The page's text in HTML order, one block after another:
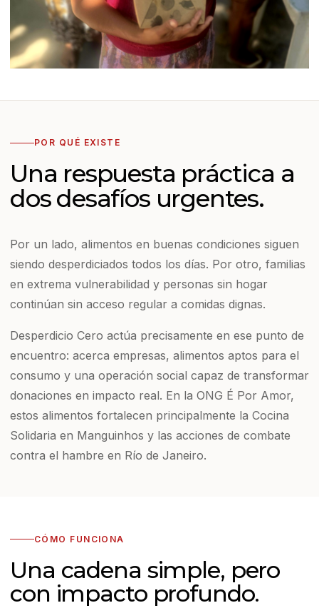
comida, cuidado y dignidad para quienes más lo
POR QUÉ EXISTE
Una respuesta práctica a
dos desafíos urgentes.
Por un lado, alimentos en buenas condiciones siguen
siendo desperdiciados todos los días. Por otro, familias
en extrema vulnerabilidad y personas sin hogar
continúan sin acceso regular a comidas dignas.
Desperdicio Cero actúa precisamente en ese punto de
encuentro: acerca empresas, alimentos aptos para el
consumo y una operación social capaz de transformar
donaciones en impacto real. En la ONG É Por Amor,
estos alimentos fortalecen principalmente la Cocina
Solidaria en Manguinhos y las acciones de combate
contra el hambre en Río de Janeiro.
CÓMO FUNCIONA
Una cadena simple, pero
con impacto profundo.